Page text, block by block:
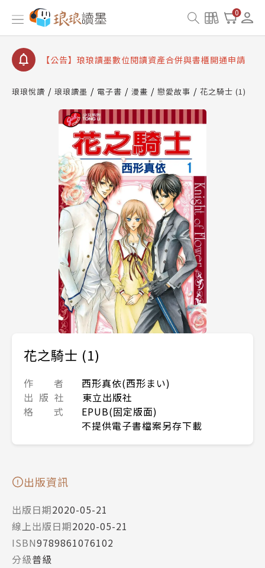
0
【公告】琅琅書店服務升級重要說明及資產合併結果
查詢
【公告】因 Readmoo 讀墨系統維護中，本站同步暫
【公告】琅琅讀墨數位閱讀資產合併與書櫃開通申請
請圖文教學
【公告】琅琅書店服務升級重要說明及資產合併結果
【公告】因 Readmoo 讀墨系統維護中，本站同步暫
停部分閱讀服務
琅琅悅讀 琅琅讀墨 電子書 漫畫 戀愛故事 花之騎士 (1)
花之騎士 (1)
作 者
西形真依(西形まい)
出 版 社
東立出版社
格 式
EPUB(固定版面)
不提供電子書檔案另存下載
出版資訊
出版日期2020-05-21
線上出版日期2020-05-21
ISBN9789861076102
分級普級